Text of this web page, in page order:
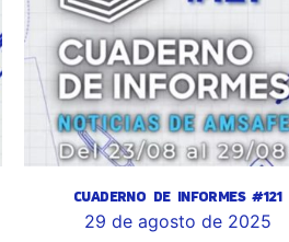
CUADERNO DE INFORMES #121
29 de agosto de 2025